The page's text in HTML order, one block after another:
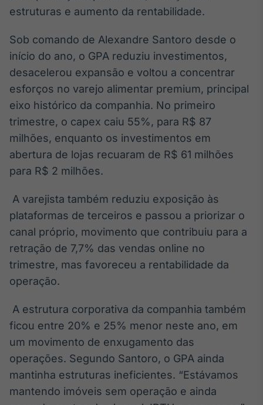
estruturas e aumento da rentabilidade.
Sob comando de Alexandre Santoro desde o
início do ano, o GPA reduziu investimentos,
desacelerou expansão e voltou a concentrar
esforços no varejo alimentar premium, principal
eixo histórico da companhia. No primeiro
trimestre, o capex caiu 55%, para R$ 87
milhões, enquanto os investimentos em
abertura de lojas recuaram de R$ 61 milhões
para R$ 2 milhões.
A varejista também reduziu exposição às
plataformas de terceiros e passou a priorizar o
canal próprio, movimento que contribuiu para a
retração de 7,7% das vendas online no
trimestre, mas favoreceu a rentabilidade da
operação.
A estrutura corporativa da companhia também
ficou entre 20% e 25% menor neste ano, em
um movimento de enxugamento das
operações. Segundo Santoro, o GPA ainda
mantinha estruturas ineficientes. “Estávamos
mantendo imóveis sem operação e ainda